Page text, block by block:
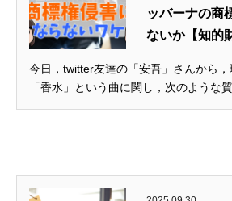
ッバーナの商
ないか【知的
今日，twitter友達の「安吾」さんから
「香水」という曲に関し，次のような質